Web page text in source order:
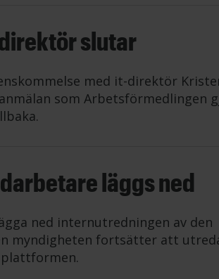
slutar
med it-direktör
som Arbetsförmedlingen
läggs ned
ned internutredningen av den
myndigheten fortsätter att